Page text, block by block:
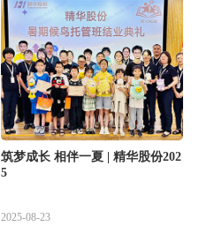
筑梦成长 相伴一夏 | 精华股份202
5
2025-08-23